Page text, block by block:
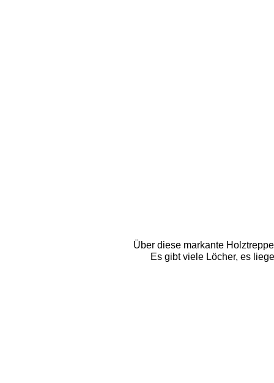
Über diese markante
Es gibt viele Löcher, es